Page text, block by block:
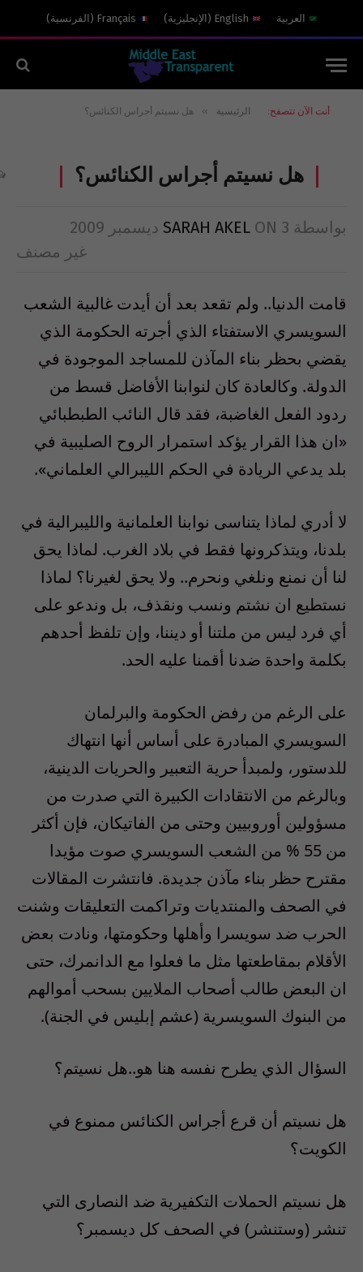
العربية English
( الإنجليزية)
Français
( الفرنسية)
أنت الآن تتصفح: الرئيسية » هل نسيتم أجراس الكنائس؟
هل نسيتم أجراس الكنائس؟
بواسطة SARAH AKEL ON 3 ديسمبر 2009
غير مصنف
قامت الدنيا.. ولم تقعد بعد أن أيدت غالبية الشعب
السويسري الاستفتاء الذي أجرته الحكومة الذي
يقضي بحظر بناء المآذن للمساجد الموجودة في
الدولة. وكالعادة كان لنوابنا الأفاضل قسط من
ردود الفعل الغاضبة، فقد قال النائب الطبطبائي
«ان هذا القرار يؤكد استمرار الروح الصليبية في
بلد يدعي الريادة في الحكم الليبرالي العلماني».
لا أدري لماذا يتناسى نوابنا العلمانية والليبرالية في
بلدنا، ويتذكرونها فقط في بلاد الغرب. لماذا يحق
لنا أن نمنع ونلغي ونحرم.. ولا يحق لغيرنا؟ لماذا
نستطيع ان نشتم ونسب ونقذف، بل وندعو على
أي فرد ليس من ملتنا أو ديننا، وإن تلفظ أحدهم
بكلمة واحدة ضدنا أقمنا عليه الحد.
على الرغم من رفض الحكومة والبرلمان
السويسري المبادرة على أساس أنها انتهاك
للدستور، ولمبدأ حرية التعبير والحريات الدينية،
وبالرغم من الانتقادات الكبيرة التي صدرت من
مسؤولين أوروبيين وحتى من الفاتيكان، فإن أكثر
من 55 % من الشعب السويسري صوت مؤيدا
مقترح حظر بناء مآذن جديدة. فانتشرت المقالات
في الصحف والمنتديات وتراكمت التعليقات وشنت
الحرب ضد سويسرا وأهلها وحكومتها، ونادت بعض
الأقلام بمقاطعتها مثل ما فعلوا مع الدانمرك، حتى
ان البعض طالب أصحاب الملايين بسحب أموالهم
من البنوك السويسرية (عشم إبليس في الجنة).
السؤال الذي يطرح نفسه هنا هو..هل نسيتم؟
هل نسيتم أن قرع أجراس الكنائس ممنوع في
الكويت؟
هل نسيتم الحملات التكفيرية ضد النصارى التي
تنشر (وستنشر) في الصحف كل ديسمبر؟